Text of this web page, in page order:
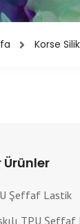
Korse
Ürünler
Şeffaf Lastik
TPU Şeffaf